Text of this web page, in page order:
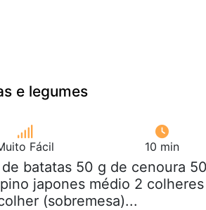
e legumes
Fácil 10 min
batatas 50 g de cenoura
japones médio 2
(sobremesa)...